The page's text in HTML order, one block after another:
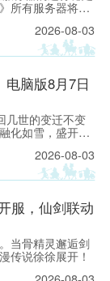
所有服务器将于
为上午8:00至9:3
并提前留意游戏
失。
2026-08-03
脑版8月7日
几世的变迁不变
化如雪，盛开为
于长安城烟火中
涟漪。那一瞬的
与梦幻相遇的美
2026-08-03
服，仙剑联动
当骨精灵邂逅剑
传说徐徐展开！